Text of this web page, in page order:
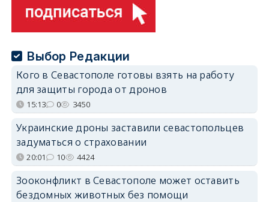
Выбор Редакции
Кого в Севастополе готовы взять на работу
для защиты города от дронов
15:13 0 3450
Украинские дроны заставили севастопольцев
задуматься о страховании
20:01 10 4424
Зооконфликт в Севастополе может оставить
бездомных животных без помощи